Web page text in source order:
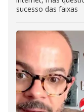
sucesso das faixas